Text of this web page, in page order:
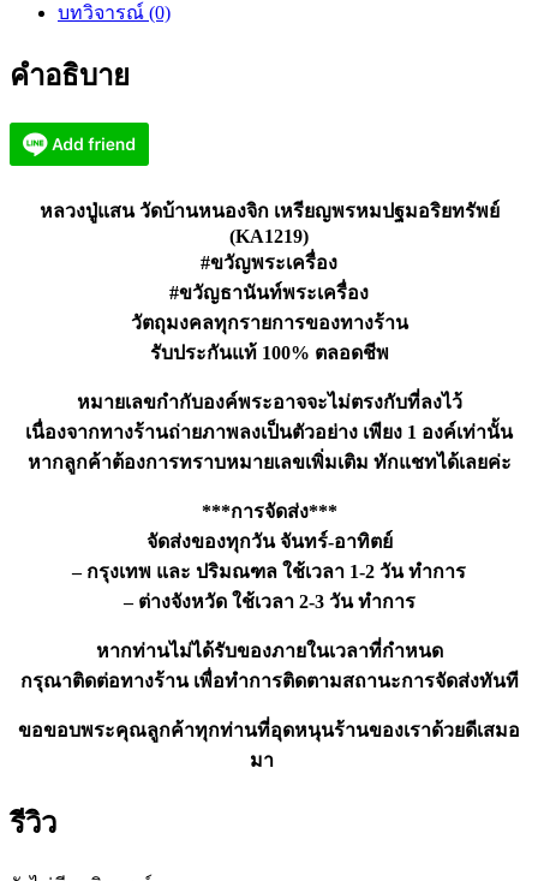
เหรียญ
ปฐม
ทรัพย์
บทวิจารณ์ (0)
คำอธิบาย
หลวงปู่แสน วัดบ้านหนองจิก เหรียญพรหมปฐมอริยทรัพย์
(KA1219)
#ขวัญพระเครื่อง
#ขวัญธานันท์พระเครื่อง
วัตถุมงคลทุกรายการของทางร้าน
รับประกันแท้ 100% ตลอดชีพ
หมายเลขกำกับองค์พระอาจจะไม่ตรงกับที่ลงไว้
เนื่องจากทางร้านถ่ายภาพลงเป็นตัวอย่าง เพียง 1 องค์เท่านั้น
หากลูกค้าต้องการทราบหมายเลขเพิ่มเติม ทักแชทได้เลยค่ะ
***การจัดส่ง***
จัดส่งของทุกวัน จันทร์-อาทิตย์
– กรุงเทพ และ ปริมณฑล ใช้เวลา 1-2 วัน ทำการ
– ต่างจังหวัด ใช้เวลา 2-3 วัน ทำการ
หากท่านไม่ได้รับของภายในเวลาที่กำหนด
กรุณาติดต่อทางร้าน เพื่อทำการติดตามสถานะการจัดส่งทันที
ขอขอบพระคุณลูกค้าทุกท่านที่อุดหนุนร้านของเราด้วยดีเสมอ
มา
รีวิว